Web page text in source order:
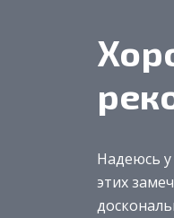
Надеюсь у
этих